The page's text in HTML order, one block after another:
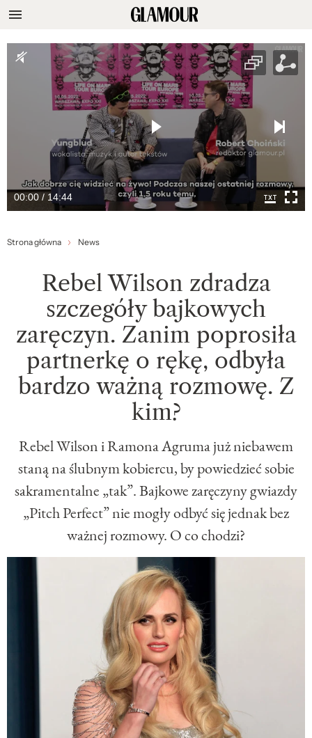
00:00 / 14:44
Strona główna News
Rebel Wilson zdradza
szczegóły bajkowych
zaręczyn. Zanim poprosiła
partnerkę o rękę, odbyła
bardzo ważną rozmowę. Z
kim?
Rebel Wilson i Ramona Agruma już niebawem
staną na ślubnym kobiercu, by powiedzieć sobie
sakramentalne „tak”. Bajkowe zaręczyny gwiazdy
„Pitch Perfect” nie mogły odbyć się jednak bez
ważnej rozmowy. O co chodzi?